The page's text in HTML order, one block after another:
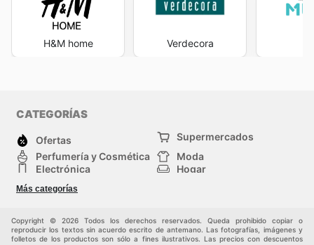
H&M home Verdecora
CATEGORÍAS
Ofertas
Supermercados
Perfumería y Cosmética
Moda
Electrónica
Hogar
Deporte
Juguetes y bebés
Más categorías
Copyright © 2026 Todos los derechos reservados. Queda prohibido copiar o
reproducir los textos sin acuerdo escrito de antemano. Las fotografías, imágenes y
folletos de los productos son sólo a fines ilustrativos. Las precios con descuentos